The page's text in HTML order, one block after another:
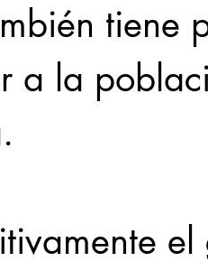
tiene
a la